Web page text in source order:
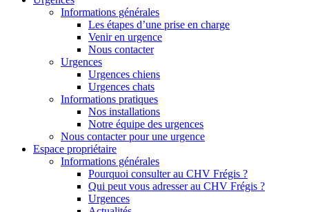
Informations générales
Les étapes d’une prise en charge
Venir en urgence
Nous contacter
Urgences
Urgences chiens
Urgences chats
Informations pratiques
Nos installations
Notre équipe des urgences
Nous contacter pour une urgence
Espace propriétaire
Informations générales
Pourquoi consulter au CHV Frégis ?
Qui peut vous adresser au CHV Frégis ?
Urgences